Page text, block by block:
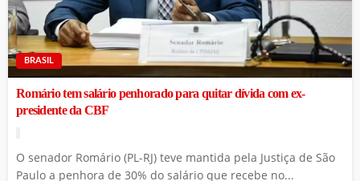
BRASIL
Romário tem salário penhorado para quitar dívida com ex-
presidente da CBF
O senador Romário (PL-RJ) teve mantida pela Justiça de São
Paulo a penhora de 30% do salário que recebe no...